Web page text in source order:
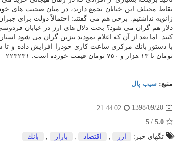
نقاط مختلف این خیابان تجمع دارند، در میان صحبت های
ژانویه نداشتیم. برخی هم می گفتند: احتمالاً دولت برای
دلار هم گران می شود؟ بحث دلال های ارز در خیابان
تومان تا ۱۳ هزار و ۷۵۰ تومان قیمت خورده است. ۲۲۳۲۳۱
منبع: سیب پال
1398/09/20
21:44:02
5.0
/
5
تگهای خبر:
ارز , اقتصاد , بازار , بانك